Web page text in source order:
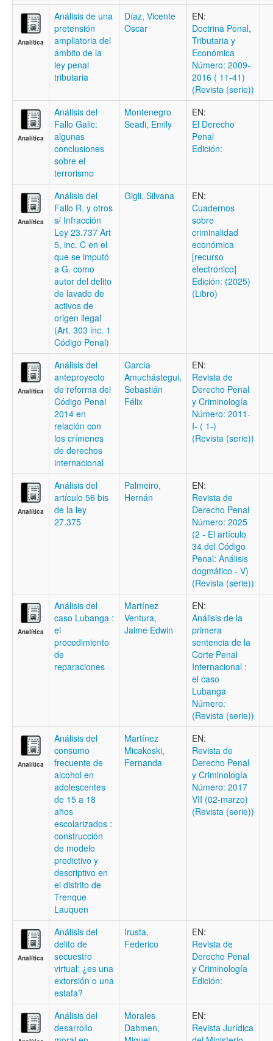
Analítica
Análisis de una
pretensión
ampliatoria del
ámbito de la
ley penal
tributaria
Díaz, Vicente
Oscar
EN:
Doctrina Penal,
Tributaria y
Económica
Número: 2009-
2016 ( 11-41)
(Revista (serie))
Analítica
Análisis del
Fallo Galic:
algunas
conclusiones
sobre el
terrorismo
Montenegro
Seadi, Emily
EN:
El Derecho
Penal
Edición:
Analítica
Análisis del
Fallo R. y otros
s/ Infracción
Ley 23.737 Art
5, inc. C en el
que se imputó
a G. como
autor del delito
de lavado de
activos de
origen ilegal
(Art. 303 inc. 1
Código Penal)
Gigli, Silvana
EN:
Cuadernos
sobre
criminalidad
económica
[recurso
electrónico]
Edición: (2025)
(Libro)
Analítica
Análisis del
anteproyecto
de reforma del
Código Penal
2014 en
relación con
los crímenes
de derechos
internacional
García
Amuchástegui,
Sebastián
Félix
EN:
Revista de
Derecho Penal
y Criminología
Número: 2011-
I- ( 1-)
(Revista (serie))
Analítica
Análisis del
artículo 56 bis
de la ley
27.375
Palmeiro,
Hernán
EN:
Revista de
Derecho Penal
Número: 2025
(2 - El artículo
34 del Código
Penal: Análisis
dogmático - V)
(Revista (serie))
Analítica
Análisis del
caso Lubanga :
el
procedimiento
de
reparaciones
Martínez
Ventura,
Jaime Edwin
EN:
Análisis de la
primera
sentencia de la
Corte Penal
Internacional :
el caso
Lubanga
Número:
(Revista (serie))
Analítica
Análisis del
consumo
frecuente de
alcohol en
adolescentes
de 15 a 18
años
escolarizados :
construcción
de modelo
predictivo y
descriptivo en
el distrito de
Trenque
Lauquen
Martínez
Micakoski,
Fernanda
EN:
Revista de
Derecho Penal
y Criminologí­a
Número: 2017
VII (02-marzo)
(Revista (serie))
Analítica
Análisis del
delito de
secuestro
virtual: ¿es una
extorsión o una
estafa?
Irusta,
Federico
EN:
Revista de
Derecho Penal
y Criminologí­a
Edición:
Análisis del
desarrollo
Morales
Dahmen,
EN:
Revista Jurídica